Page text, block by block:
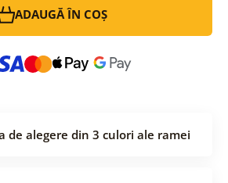
ADAUGĂ ÎN COȘ
de alegere din 3 culori ale ramei